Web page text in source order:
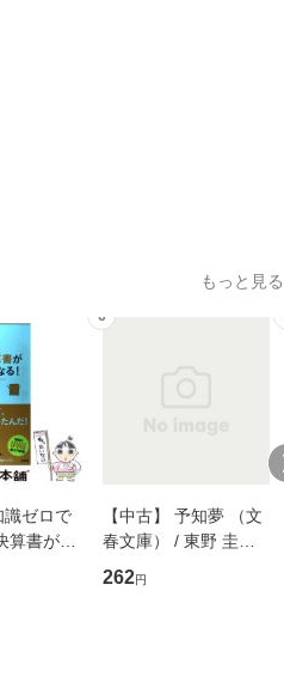
もっと見る
識ゼロで
算書が読
る！ 会
佐伯 良
6
【中古】 予知夢 （文
春文庫） / 東野 圭吾 /
文藝春秋 [文庫]【メー
ル便送料無料】
262円